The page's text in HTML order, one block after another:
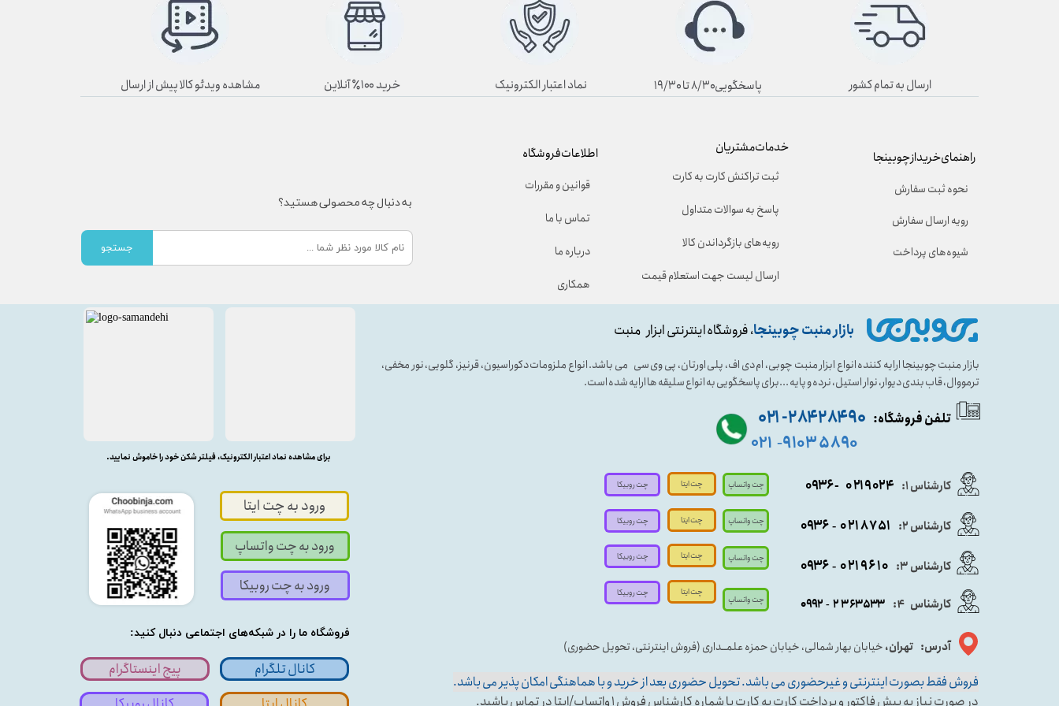
بازار منبت چوبینجا، فروشگاه اینترنتی ابزار منبت
فروشگاه ما را در شبکه‌های اجتماعی دنبال کنید:
بازار منبت چوبینجا ارایه کننده انواع ابزار منبت چوبی، ام دی اف، پلی اورتان، پی وی سی می باشد. انواع ملزومات دکوراسیون، قرنیز، گلویی، نور مخفی،
ترمووال، قاب بندی دیوار، نوار استیل، نرده و پایه ...برای پاسخگویی به انواع سلیقه ها ارایه شده است.
کارشناس ۱: ۰۲۱۹۰۲۴ - ۰۹۳۶
آدرس: تهران،خیابان بهار شمالی، خیابان حمزه علمــداری (فروش اینترنتی، تحویل حضوری)
ورود به چت ایتا
ورود به چت واتساپ
تلفن فروشگاه: ۹۰ ۲۸۴ ۲۸۴- ۰۲۱
۵۸۹۰ ۹۱۰۳ -۰۲۱
کارشناس ۳: ۰۲۱۹۶۱۰ -۰۹۳۶
فروش فقط بصورت اینترنتی و غیرحضوری می باشد. تحویل حضوری بعد از خرید و با هماهنگی امکان پذیر می باشد.
در صورت نیاز به پیش فاکتور و پرداخت کارت به کارت با شماره کارشناس فروش ۱ واتساپ/ایتا در تماس باشید.
برای مشاهده نماد اعتبار الکترونیک، فیلتر شکن خود را خاموش نمایید.
پیج اینستاگرام کانال تلگرام
کارشناس ۲: ۰۲۱۸۷۵۱ - ۰۹۳۶
ورود به چت روبیکا
کارشناس 4
: ۲۳۶۳۵۳۳ - ۰۹۹۲
چت واتساپ
چت واتساپ
چت واتساپ
چت واتساپ
چت ایتا
چت ایتا
چت ایتا
چت ایتا
چت روبیکا
چت روبیکا
چت روبیکا
چت روبیکا
راهنمای خرید از چوبینجا
نحوه ثبت سفارش
رویه ارسال سفارش
شیوه‌های پرداخت
خدمات مشتریان
ثبت تراکنش کارت به کارت
پاسخ به سوالات متداول
رویه‌های بازگرداندن کالا
ارسال لیست جهت استعلام قیمت
اطلاعات فروشگاه
قوانین و مقررات
تماس با ما
درباره ما
همکاری
به دنبال چه محصولی هستید؟
جستجو
ارسال به تمام کشور پاسخگویی۸/۳۰ تا ۱۹/۳۰ نماد اعتبار الکترونیک خرید ۱۰۰٪ آنلاین مشاهده ویدئو کالا پیش از ارسال